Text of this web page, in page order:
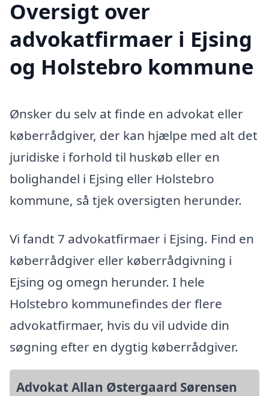
Oversigt over
advokatfirmaer i Ejsing
og Holstebro kommune
Ønsker du selv at finde en advokat eller
køberrådgiver, der kan hjælpe med alt det
juridiske i forhold til huskøb eller en
bolighandel i Ejsing eller Holstebro
kommune, så tjek oversigten herunder.
Vi fandt 7 advokatfirmaer i Ejsing. Find en
køberrådgiver eller køberrådgivning i
Ejsing og omegn herunder. I hele
Holstebro kommunefindes der flere
advokatfirmaer, hvis du vil udvide din
søgning efter en dygtig køberrådgiver.
Advokat Allan Østergaard Sørensen